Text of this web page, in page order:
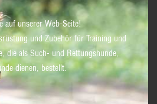
auf unserer Web-Seite!
und Zubehör für Training und
die als Such- und Rettungshunde,
dienen, bestellt.